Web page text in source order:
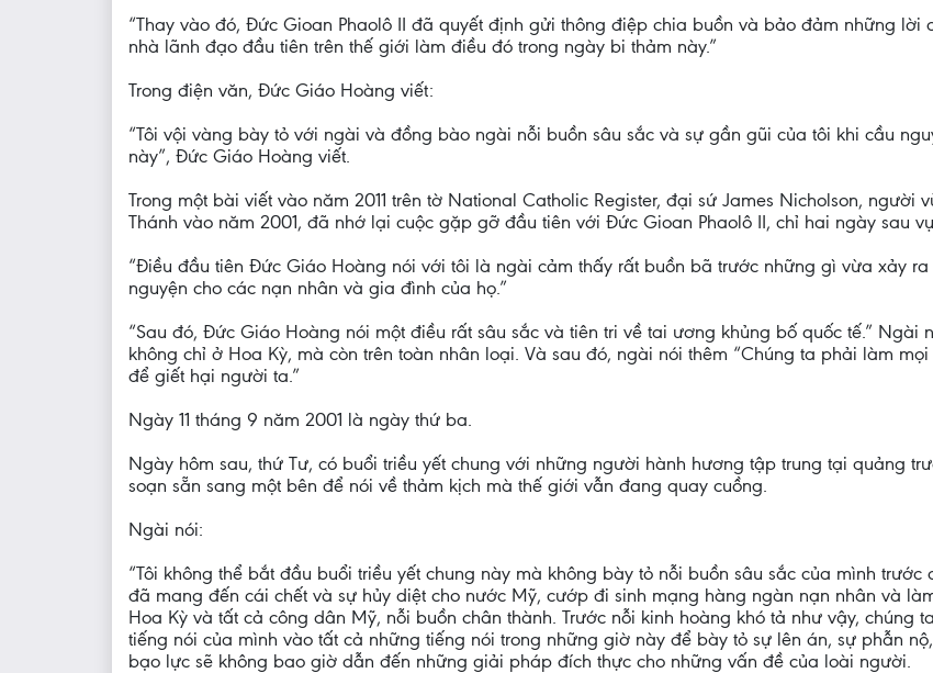
“Thay vào đó, Đức Gioan Phaolô II đã quyết định gửi thông điệp chia buồn và bảo đảm những lời
nhà lãnh đạo đầu tiên trên thế giới làm điều đó trong ngày bi thảm này.”
Trong điện văn, Đức Giáo Hoàng viết:
“Tôi vội vàng bày tỏ với ngài và đồng bào ngài nỗi buồn sâu sắc và sự gần gũi của tôi khi cầu
này”, Đức Giáo Hoàng viết.
Trong một bài viết vào năm 2011 trên tờ National Catholic Register, đại sứ James Nicholson,
Thánh vào năm 2001, đã nhớ lại cuộc gặp gỡ đầu tiên với Đức Gioan Phaolô II, chỉ hai ngày sau
“Điều đầu tiên Đức Giáo Hoàng nói với tôi là ngài cảm thấy rất buồn bã trước những gì vừa xảy
nguyện cho các nạn nhân và gia đình của họ.”
“Sau đó, Đức Giáo Hoàng nói một điều rất sâu sắc và tiên tri về tai ương khủng bố quốc tế.” Ngài
không chỉ ở Hoa Kỳ, mà còn trên toàn nhân loại. Và sau đó, ngài nói thêm “Chúng ta phải làm
để giết hại người ta.”
Ngày 11 tháng 9 năm 2001 là ngày thứ ba.
Ngày hôm sau, thứ Tư, có buổi triều yết chung với những người hành hương tập trung tại quảng
soạn sẵn sang một bên để nói về thảm kịch mà thế giới vẫn đang quay cuồng.
Ngài nói:
“Tôi không thể bắt đầu buổi triều yết chung này mà không bày tỏ nỗi buồn sâu sắc của mình
đã mang đến cái chết và sự hủy diệt cho nước Mỹ, cướp đi sinh mạng hàng ngàn nạn nhân và
Hoa Kỳ và tất cả công dân Mỹ, nỗi buồn chân thành. Trước nỗi kinh hoàng khó tả như vậy, chúng
tiếng nói của mình vào tất cả những tiếng nói trong những giờ này để bày tỏ sự lên án, sự phẫn
bạo lực sẽ không bao giờ dẫn đến những giải pháp đích thực cho những vấn đề của loài người.